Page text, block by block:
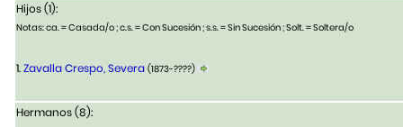
Hijos (1):
Notas: ca. = Casada/o ; c.s. = Con Sucesión ; s.s. = Sin Sucesión ; Solt. = Soltera/o
1.Zavalla Crespo, Severa (1873-????)
Hermanos (8):